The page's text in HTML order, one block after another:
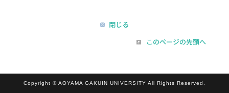
閉じる
このページの先頭へ
Copyright © AOYAMA GAKUIN UNIVERSITY All Rights Reserved.